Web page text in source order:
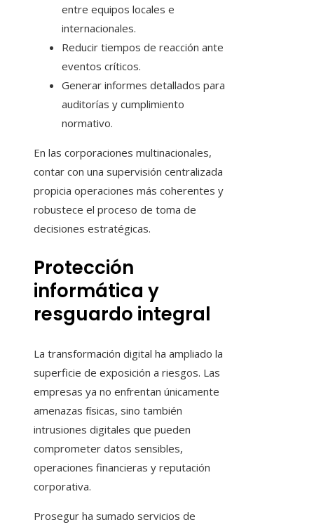
entre equipos locales e
internacionales.
Reducir tiempos de reacción ante
eventos críticos.
Generar informes detallados para
auditorías y cumplimiento
normativo.
En las corporaciones multinacionales,
contar con una supervisión centralizada
propicia operaciones más coherentes y
robustece el proceso de toma de
decisiones estratégicas.
Protección
informática y
resguardo integral
La transformación digital ha ampliado la
superficie de exposición a riesgos. Las
empresas ya no enfrentan únicamente
amenazas físicas, sino también
intrusiones digitales que pueden
comprometer datos sensibles,
operaciones financieras y reputación
corporativa.
Prosegur ha sumado servicios de